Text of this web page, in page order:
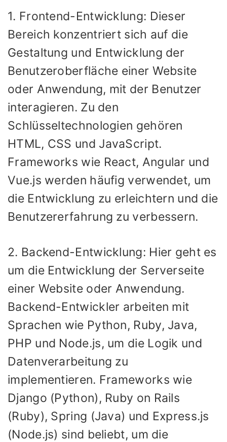
1. Frontend-Entwicklung: Dieser
Bereich konzentriert sich auf die
Gestaltung und Entwicklung der
Benutzeroberfläche einer Website
oder Anwendung, mit der Benutzer
interagieren. Zu den
Schlüsseltechnologien gehören
HTML, CSS und JavaScript.
Frameworks wie React, Angular und
Vue.js werden häufig verwendet, um
die Entwicklung zu erleichtern und die
Benutzererfahrung zu verbessern.
2. Backend-Entwicklung: Hier geht es
um die Entwicklung der Serverseite
einer Website oder Anwendung.
Backend-Entwickler arbeiten mit
Sprachen wie Python, Ruby, Java,
PHP und Node.js, um die Logik und
Datenverarbeitung zu
implementieren. Frameworks wie
Django (Python), Ruby on Rails
(Ruby), Spring (Java) und Express.js
(Node.js) sind beliebt, um die